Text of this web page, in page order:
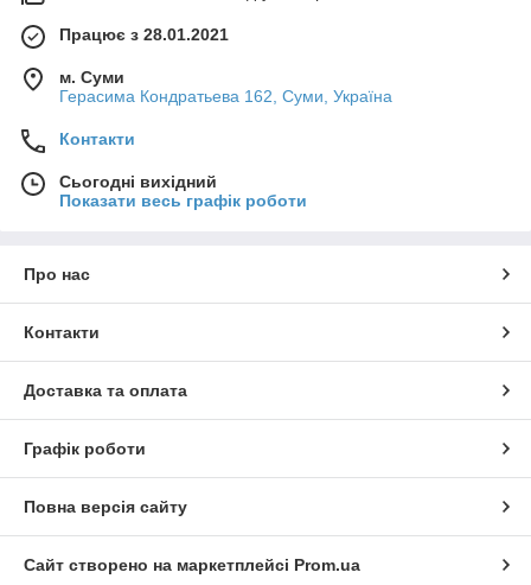
Працює з 28.01.2021
м. Суми
Герасима Кондратьева 162, Суми, Україна
Контакти
Сьогодні вихідний
Показати весь графік роботи
Про нас
Контакти
Доставка та оплата
Графік роботи
Повна версія сайту
Сайт створено на маркетплейсі Prom.ua